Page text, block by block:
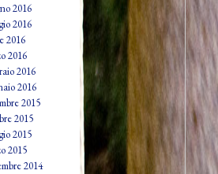
2016
2016
2016
2016
2016
2016
2015
2015
2015
2015
2014